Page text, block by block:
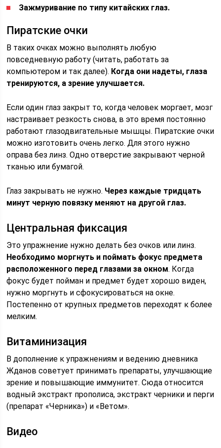
Зажмуривание по типу китайских глаз.
Пиратские очки
В таких очках можно выполнять любую
повседневную работу (читать, работать за
компьютером и так далее). Когда они надеты, глаза
тренируются, а зрение улучшается.
Если один глаз закрыт то, когда человек моргает, мозг
настраивает резкость снова, в это время постоянно
работают глазодвигательные мышцы. Пиратские очки
можно изготовить очень легко. Для этого нужно
оправа без линз. Одно отверстие закрывают черной
тканью или бумагой.
Глаз закрывать не нужно. Через каждые тридцать
минут черную повязку меняют на другой глаз.
Центральная фиксация
Это упражнение нужно делать без очков или линз.
Необходимо моргнуть и поймать фокус предмета
расположенного перед глазами за окном. Когда
фокус будет пойман и предмет будет хорошо виден,
нужно моргнуть и сфокусироваться на окне.
Постепенно от крупных предметов переходят к более
мелким.
Витаминизация
В дополнение к упражнениям и ведению дневника
Жданов советует принимать препараты, улучшающие
зрение и повышающие иммунитет. Сюда относится
водный экстракт прополиса, экстракт черники и перги
(препарат «Черника») и «Ветом».
Видео